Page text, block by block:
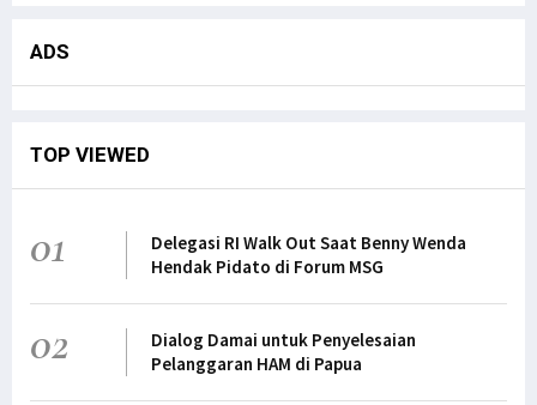
ADS
TOP VIEWED
01
Delegasi RI Walk Out Saat Benny Wenda
Hendak Pidato di Forum MSG
02
Dialog Damai untuk Penyelesaian
Pelanggaran HAM di Papua